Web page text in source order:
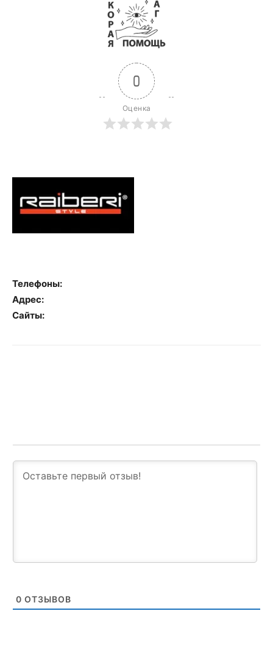
0
Оценка
Телефоны:
Адрес:
Сайты:
0 ОТЗЫВОВ